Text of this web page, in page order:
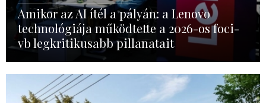
Amikor az AI ítél a pályán: a Lenovo
technológiája működtette a 2026-os foci-
vb legkritikusabb pillanatait